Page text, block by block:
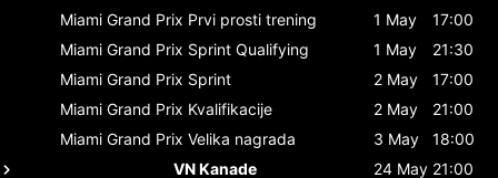
Miami Grand Prix Prvi prosti trening 1 May
17:00
Miami Grand Prix Sprint Qualifying 1 May
21:30
Miami Grand Prix Sprint 2 May
17:00
Miami Grand Prix Kvalifikacije 2 May
21:00
Miami Grand Prix Velika nagrada 3 May
18:00
VN Kanade
24 May 21:00